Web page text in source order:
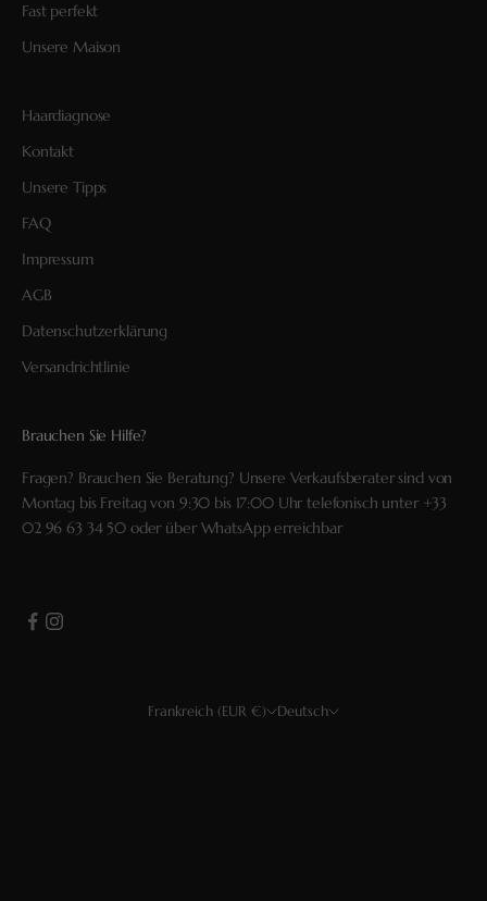
Fast perfekt
Unsere Maison
Haardiagnose
Kontakt
Unsere Tipps
FAQ
Impressum
AGB
Datenschutzerklärung
Versandrichtlinie
Brauchen Sie Hilfe?
Fragen? Brauchen Sie Beratung? Unsere Verkaufsberater sind von
Montag bis Freitag von 9:30 bis 17:00 Uhr telefonisch unter +33
02 96 63 34 50 oder überWhatsApperreichbar
Frankreich (EUR €) Deutsch